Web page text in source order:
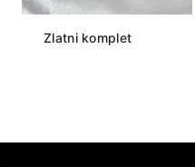
Zlatni komplet